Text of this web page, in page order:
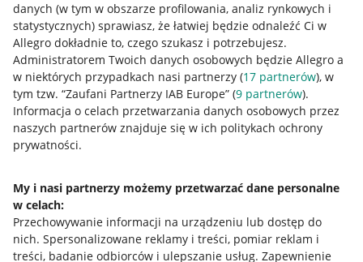
danych (w tym w obszarze profilowania, analiz rynkowych i
statystycznych) sprawiasz, że łatwiej będzie odnaleźć Ci w
Allegro dokładnie to, czego szukasz i potrzebujesz.
Administratorem Twoich danych osobowych będzie Allegro a
w niektórych przypadkach nasi partnerzy (17 partnerów), w
tym tzw. “Zaufani Partnerzy IAB Europe” (9 partnerów).
Informacja o celach przetwarzania danych osobowych przez
naszych partnerów znajduje się w ich politykach ochrony
prywatności.
My i nasi partnerzy możemy przetwarzać dane personalne
w celach:
Przechowywanie informacji na urządzeniu lub dostęp do
nich. Spersonalizowane reklamy i treści, pomiar reklam i
treści, badanie odbiorców i ulepszanie usług. Zapewnienie
Przydatne informacje
Jak to działa
Allegro Gadane dla sprzedających
Allegro Gadane dla kupujących